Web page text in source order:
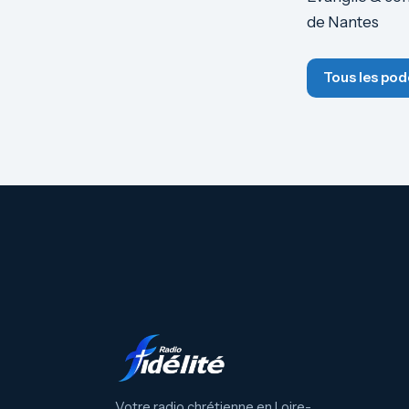
de Nantes
Tous les